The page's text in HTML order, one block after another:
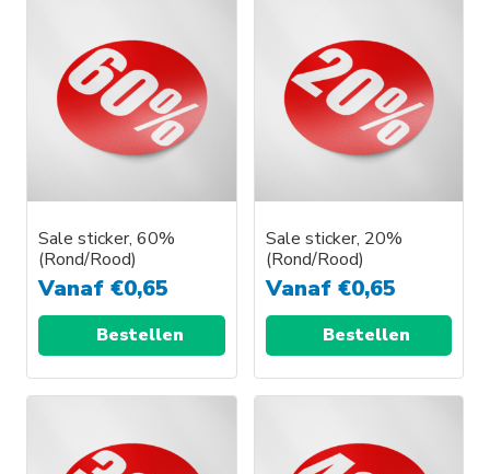
Sale sticker, 60%
(Rond/Rood)
Vanaf €0,65
Bestellen
Sale sticker, 20%
(Rond/Rood)
Vanaf €0,65
Bestellen